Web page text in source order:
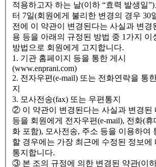
적용하고자 하는 날(이하 “효력 발생일
터 7일(회원에게 불리한 변경의 경우 30
전에 이 약관이 변경된다는 사실과 변경
용 등을 아래의 규정된 방법 중 1가지 이
방법으로 회원에게 고지합니다.
1. 기관 홈페이지 등을 통한 게시
(www.enprani.com)
2. 전자우편(e-mail) 또는 전화연락을 통
지
3. 모사전송(fax) 또는 우편통지
② 이 약관이 변경된다는 사실과 변경된
등을 회원에게 전자우편(e-mail), 전화(휴
화 포함), 모사전송, 주소 등을 이용하여
할 경우에는 가장 최근에 수정된 정보에
통지합니다.
③ 본 조의 규정에 의한 변경된 약관(이하